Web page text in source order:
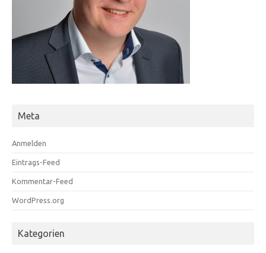
Meta
Anmelden
Eintrags-Feed
Kommentar-Feed
WordPress.org
Kategorien